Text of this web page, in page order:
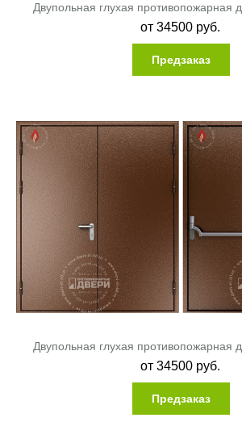
Двупольная глухая противопожарная
от34500 руб.
Предзаказ
Двупольная глухая противопожарная
от34500 руб.
Предзаказ